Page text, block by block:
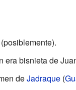
bisnieta de
deJadraque(